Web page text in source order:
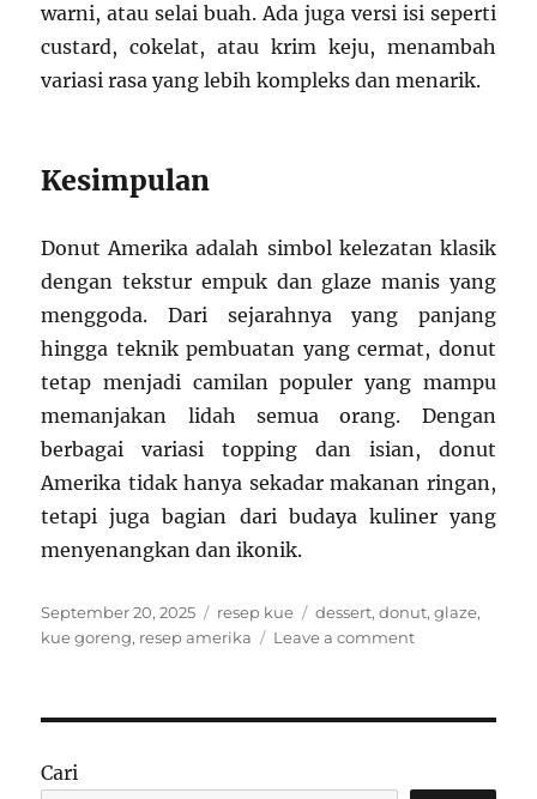
warni, atau selai buah. Ada juga versi isi seperti
custard, cokelat, atau krim keju, menambah
variasi rasa yang lebih kompleks dan menarik.
Kesimpulan
Donut Amerika adalah simbol kelezatan klasik
dengan tekstur empuk dan glaze manis yang
menggoda. Dari sejarahnya yang panjang
hingga teknik pembuatan yang cermat, donut
tetap menjadi camilan populer yang mampu
memanjakan lidah semua orang. Dengan
berbagai variasi topping dan isian, donut
Amerika tidak hanya sekadar makanan ringan,
tetapi juga bagian dari budaya kuliner yang
menyenangkan dan ikonik.
Posted
on
September 20, 2025 Categories
resep kue Tags
dessert,donut,glaze,
kue goreng, resep amerika Leave a commenton
Glaze
Cari